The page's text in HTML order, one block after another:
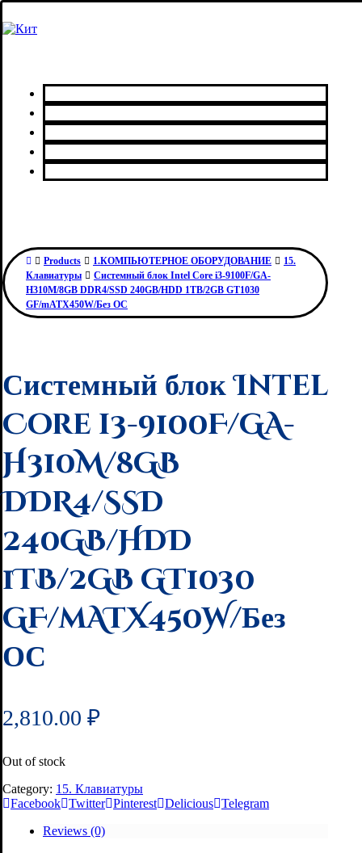
Products 1.КОМПЬЮТЕРНОЕ ОБОРУДОВАНИЕ
15.
Клавиатуры
Системный блок Intel Core i3-9100F/GA-
H310M/8GB DDR4/SSD 240GB/HDD 1TB/2GB GT1030
GF/mATX450W/Без ОС
Системный блок Intel
Core i3-9100F/GA-
H310M/8GB
DDR4/SSD
240GB/HDD
1TB/2GB GT1030
GF/mATX450W/Без
ОС
2,810.00 ₽
Out of stock
Category: 15. Клавиатуры
Facebook Twitter Pinterest Delicious Telegram
Reviews (0)